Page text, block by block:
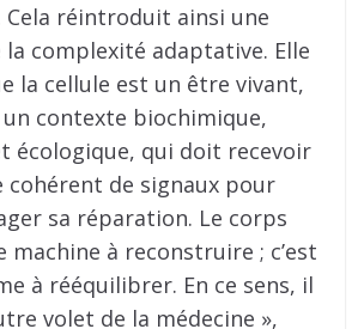
réintroduit ainsi une
la complexité adaptative. Elle
la cellule est un être vivant,
contexte biochimique,
écologique, qui doit recevoir
cohérent de signaux pour
sa réparation. Le corps
machine à reconstruire ; c’est
à rééquilibrer. En ce sens, il
volet de la médecine »,